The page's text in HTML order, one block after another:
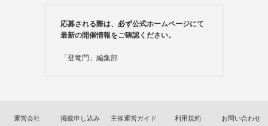
応募される際は、必ず公式ホームページにて
最新の開催情報をご確認ください。
「登竜門」編集部
運営会社 掲載申し込み 主催運営ガイド 利用規約 お問い合わせ